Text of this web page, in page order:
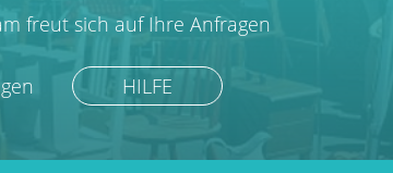
freut sich auf Ihre Anfragen
HILFE